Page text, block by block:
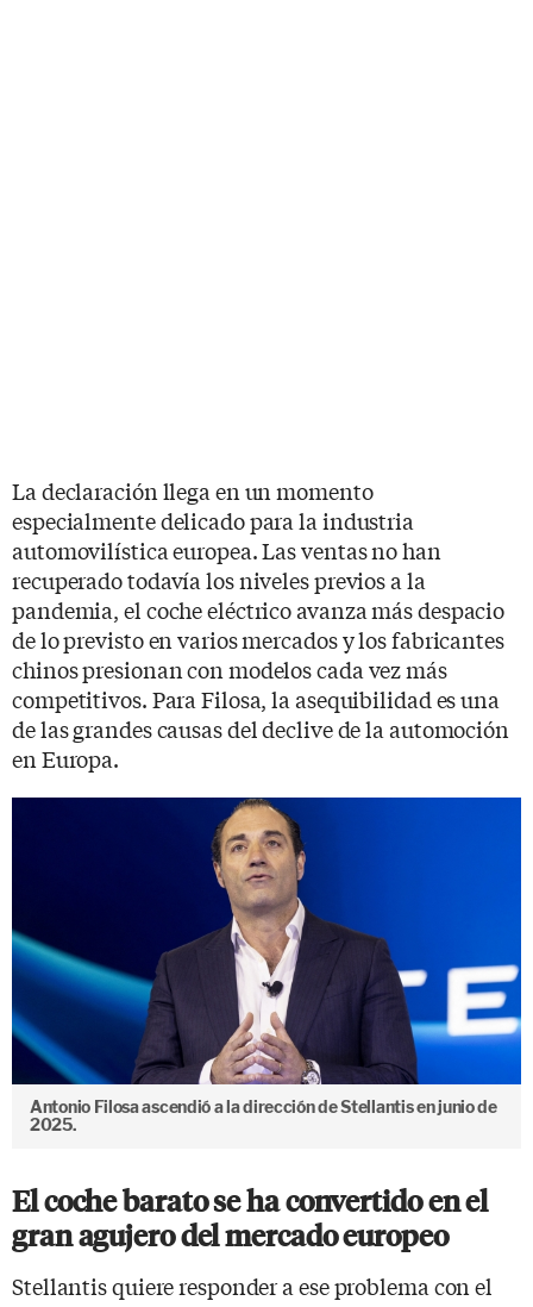
La declaración llega en un momento
especialmente delicado para la industria
automovilística europea. Las ventas no han
recuperado todavía los niveles previos a la
pandemia, el coche eléctrico avanza más despacio
de lo previsto en varios mercados y los fabricantes
chinos presionan con modelos cada vez más
competitivos. Para Filosa, la asequibilidad es una
de las grandes causas del declive de la automoción
en Europa.
Antonio Filosa ascendió a la dirección de Stellantis en junio de
2025.
El coche barato se ha convertido en el
gran agujero del mercado europeo
Stellantis quiere responder a ese problema con el